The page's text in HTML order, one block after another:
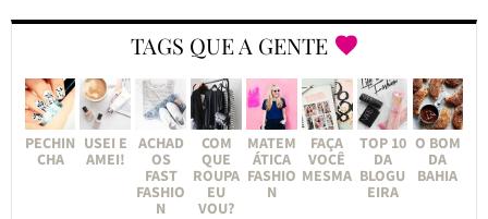
TAGS QUE A GENTE
PECHIN
CHA
USEI E
AMEI!
ACHAD
OS
FAST
FASHIO
N
COM
QUE
ROUPA
EU
VOU?
MATEM
ÁTICA
FASHIO
N
FAÇA
VOCÊ
MESMA
TOP 10
DA
BLOGU
EIRA
O BOM
DA
BAHIA